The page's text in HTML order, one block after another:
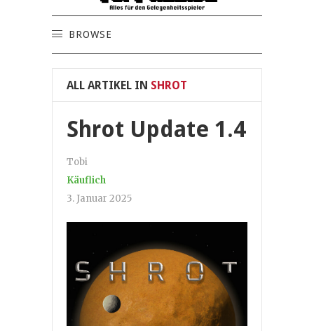
BROWSE
ALL ARTIKEL IN SHROT
Shrot Update 1.4
Tobi
Käuflich
3. Januar 2025